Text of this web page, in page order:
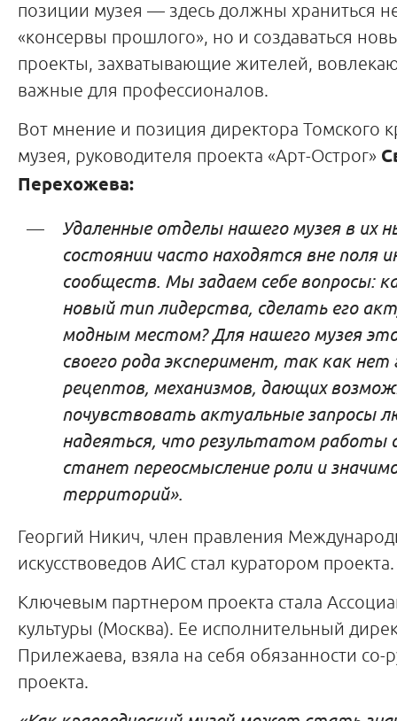
позиции музея — здесь должны храниться
«консервы прошлого», но и создаваться
проекты, захватывающие жителей,
важные для профессионалов.
Вот мнение и позиция директора Томского
музея, руководителя проекта «Арт-Острог»
Перехожева:
Удаленные отделы нашего музея в их
состоянии часто находятся вне поля
сообществ. Мы задаем себе вопросы:
новый тип лидерства, сделать его
модным местом? Для нашего музея
своего рода эксперимент, так как
рецептов, механизмов, дающих
почувствовать актуальные запросы
надеяться, что результатом работы
станет переосмысление роли и
территорий».
Георгий Никич, член правления
искусствоведов АИС стал куратором
Ключевым партнером проекта стала
культуры (Москва). Ее исполнительный
Прилежаева, взяла на себя обязанности со-
проекта.